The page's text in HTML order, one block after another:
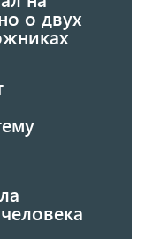
о двух